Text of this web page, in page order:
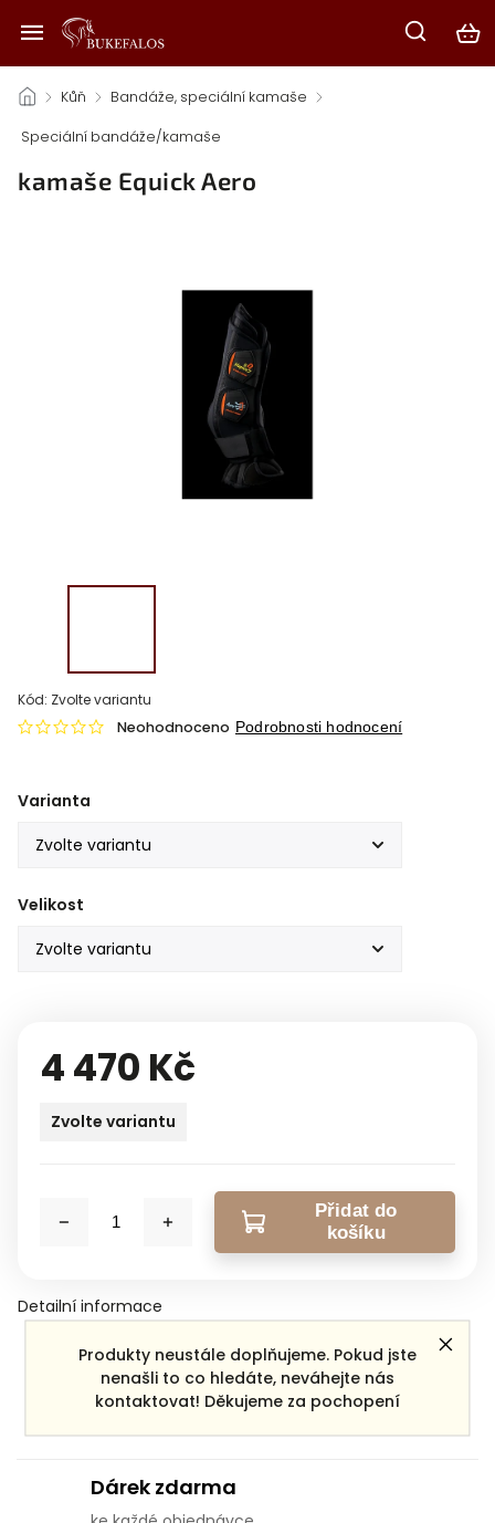
Produkty neustále doplňujeme. Pokud jste
nenašli to co hledáte, neváhejte nás
kontaktovat! Děkujeme za pochopení
/ Kůň / Bandáže, speciální kamaše /
Speciální bandáže/kamaše
kamaše Equick Aero
Kód: Zvolte variantu
Neohodnoceno Podrobnosti hodnocení
Varianta
Velikost
4 470 Kč
Zvolte variantu
Přidat do
košíku
Detailní informace
Zeptat se Sdílet
Dárek zdarma